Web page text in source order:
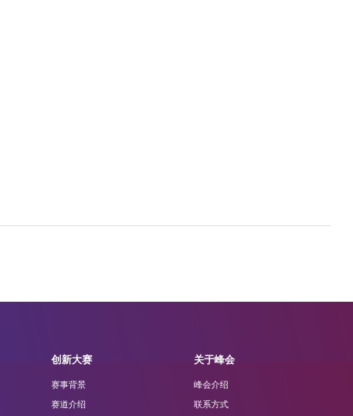
创新大赛
赛事背景
赛道介绍
关于峰会
峰会介绍
联系方式